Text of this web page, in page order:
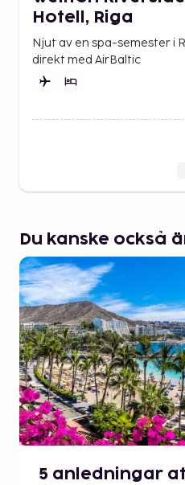
Hotell, Riga
Njut av en spa-semester i
direkt med AirBaltic
Du kanske också
5 anledningar